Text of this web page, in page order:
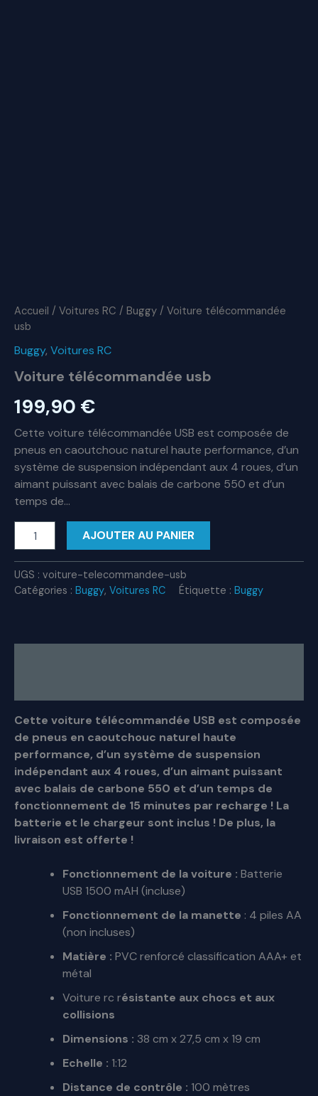
Accueil / Voitures RC / Buggy / Voiture télécommandée
usb
Buggy, Voitures RC
Voiture télécommandée usb
199,90 €
Cette voiture télécommandée USB est composée de
pneus en caoutchouc naturel haute performance, d’un
système de suspension indépendant aux 4 roues, d’un
aimant puissant avec balais de carbone 550 et d’un
temps de…
télécommandée
usb
AJOUTER AU PANIER
UGS : voiture-telecommandee-usb
Catégories : Buggy, Voitures RC Étiquette : Buggy
Cette voiture télécommandée USB est composée
de pneus en caoutchouc naturel haute
performance, d’un système de suspension
indépendant aux 4 roues, d’un aimant puissant
avec balais de carbone 550 et d’un temps de
fonctionnement de 15 minutes par recharge ! La
batterie et le chargeur sont inclus ! De plus, la
livraison est offerte !
Fonctionnement de la voiture : Batterie
USB 1500 mAH (incluse)
Fonctionnement de la manette : 4 piles AA
(non incluses)
Matière : PVC renforcé classification AAA+ et
métal
Voiture rc résistante aux chocs et aux
collisions
Dimensions : 38 cm x 27,5 cm x 19 cm
Echelle : 1:12
Distance de contrôle : 100 mètres